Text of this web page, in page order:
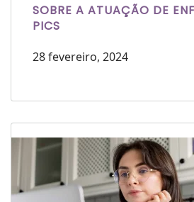
SOBRE A ATUAÇÃO DE
PICS
28 fevereiro, 2024